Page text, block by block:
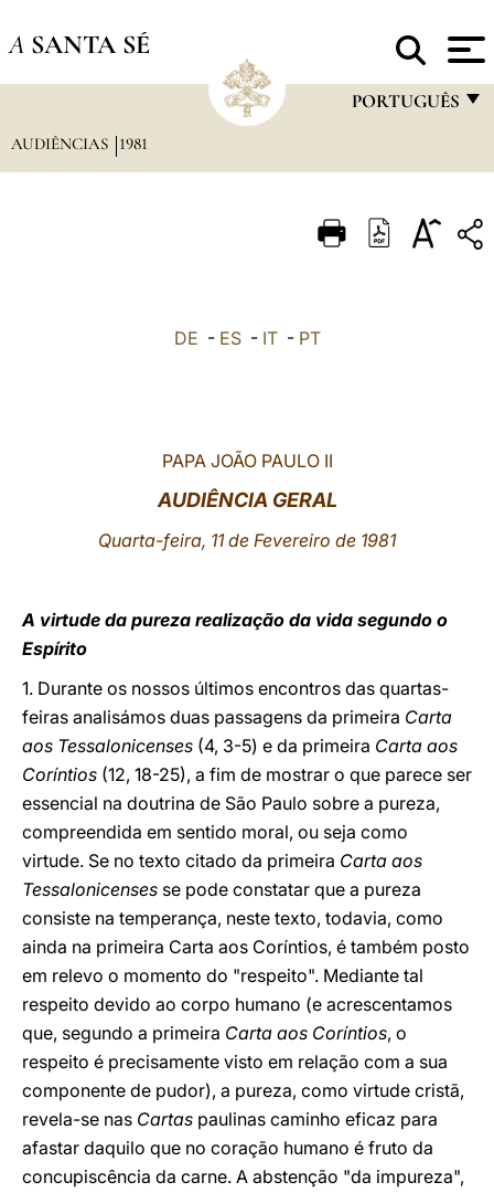
A SANTA SÉ
PORTUGUÊS
ITALIANO
LATINE
AUDIÊNCIAS 1981
DE - ES- IT- PT
PAPA JOÃO PAULO II
AUDIÊNCIA GERAL
Quarta-feira, 11 de Fevereiro de 1981
A virtude da pureza realização da vida segundo o
Espírito
1. Durante os nossos últimos encontros das quartas-
feiras analisámos duas passagens da primeira Carta
aos Tessalonicenses (4, 3-5) e da primeira Carta aos
Coríntios (12, 18-25), a fim de mostrar o que parece ser
essencial na doutrina de São Paulo sobre a pureza,
compreendida em sentido moral, ou seja como
virtude. Se no texto citado da primeira Carta aos
Tessalonicenses se pode constatar que a pureza
consiste na temperança, neste texto, todavia, como
ainda na primeira Carta aos Coríntios, é também posto
em relevo o momento do "respeito". Mediante tal
respeito devido ao corpo humano (e acrescentamos
que, segundo a primeira Carta aos Coríntios, o
respeito é precisamente visto em relação com a sua
componente de pudor), a pureza, como virtude cristã,
revela-se nas Cartas paulinas caminho eficaz para
afastar daquilo que no coração humano é fruto da
concupiscência da carne. A abstenção "da impureza",